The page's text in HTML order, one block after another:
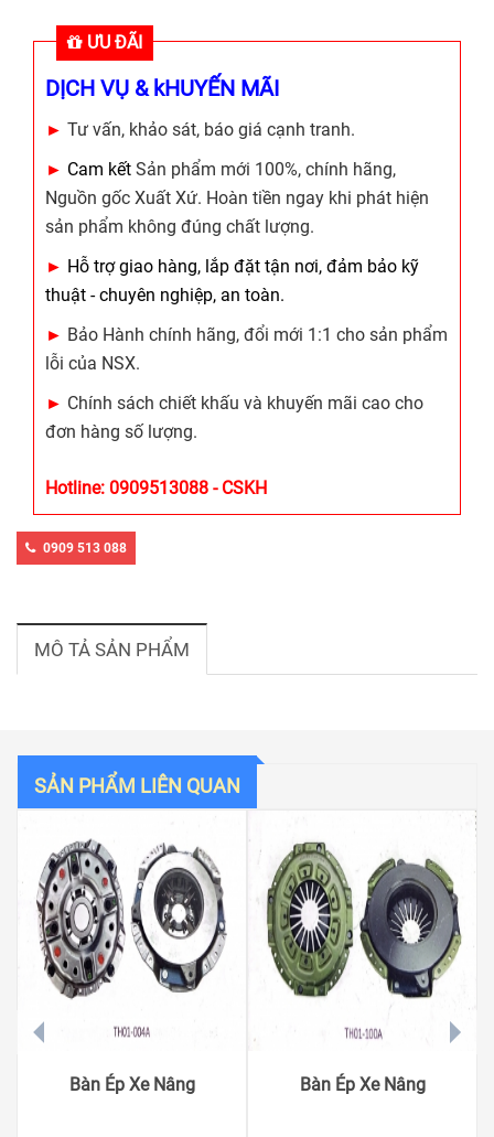
ƯU ĐÃI
DỊCH VỤ & kHUYẾN MÃI
► Tư vấn, khảo sát, báo giá cạnh tranh.
► Cam kết Sản phẩm mới 100%, chính hãng,
Nguồn gốc Xuất Xứ. Hoàn tiền ngay khi phát hiện
sản phẩm không đúng chất lượng.
► Hỗ trợ giao hàng, lắp đặt tận nơi, đảm bảo kỹ
thuật - chuyên nghiệp, an toàn.
► Bảo Hành chính hãng, đổi mới 1:1 cho sản phẩm
lỗi của NSX.
► Chính sách chiết khấu và khuyến mãi cao cho
đơn hàng số lượng.
Hotline: 0909513088 - CSKH
0909 513 088
MÔ TẢ SẢN PHẨM
SẢN PHẨM LIÊN QUAN
Bàn Ép Xe Nâng Bàn Ép Xe Nâng
prev next